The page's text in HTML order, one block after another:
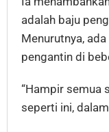
adalah baju
Menurutnya,
pengantin di
“Hampir semua
seperti ini,